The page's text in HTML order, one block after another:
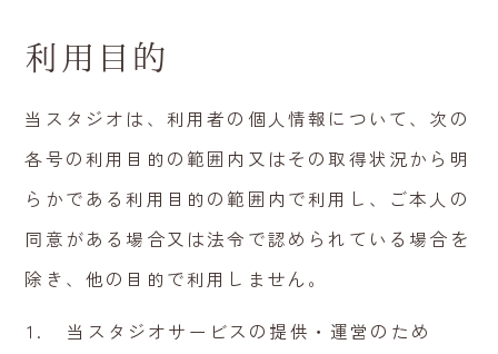
利用目的
当スタジオは、利用者の個人情報について、次の
各号の利用目的の範囲内又はその取得状況から明
らかである利用目的の範囲内で利用し、ご本人の
同意がある場合又は法令で認められている場合を
除き、他の目的で利用しません。
当スタジオサービスの提供・運営のため